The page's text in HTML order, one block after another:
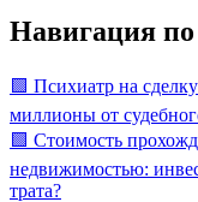
Навигация
🟩 Психиатр на
миллионы от
🟩 Стоимость
недвижимостью:
трата?